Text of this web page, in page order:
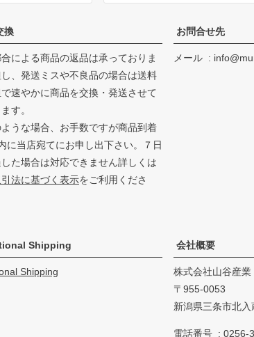
換
による商品の返品は承っておりま
、発送ミスや不良品の場合は送料
速やかに商品を交換・発送させて
す。
うな場合、お手数ですが商品到着
に当店宛てにお申し出下さい。７日
た場合は対応できません詳しくは
法に基づく表示をご利用くださ
お問合せ先
メール
Shipping
Shipping
会社概要
株式会社山谷産業
955-0053
新潟県三条市北
電話番号 0256-